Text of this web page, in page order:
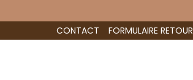
CONTACT
FORMULAIRE RETOUR